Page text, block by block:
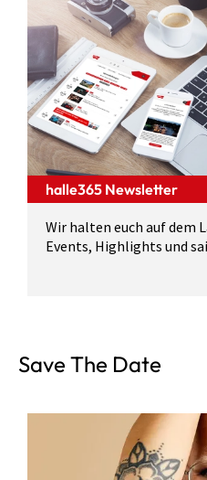
halle365 Newsletter
Wir halten euch auf dem
Events, Highlights und
Save The Date